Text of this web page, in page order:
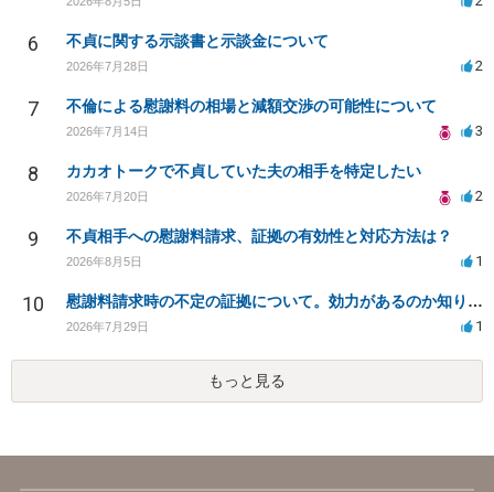
6 不貞に関する示談書と示談金について
2026年7月28日 2
7 不倫による慰謝料の相場と減額交渉の可能性について
2026年7月14日 3
8 カカオトークで不貞していた夫の相手を特定したい
2026年7月20日 2
9 不貞相手への慰謝料請求、証拠の有効性と対応方法は？
2026年8月5日 1
10 慰謝料請求時の不定の証拠について。効力があるのか知りたい。
2026年7月29日 1
もっと見る